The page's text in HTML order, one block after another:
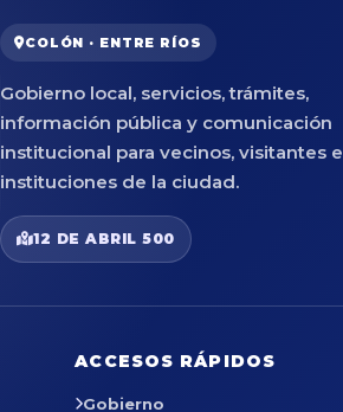
COLÓN · ENTRE RÍOS
Gobierno local, servicios, trámites,
información pública y comunicación
institucional para vecinos, visitantes e
instituciones de la ciudad.
12 DE ABRIL 500
ACCESOS RÁPIDOS
Gobierno